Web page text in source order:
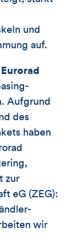
und
auf.
Aufgrund
des
haben
zur
eG (ZEG):
wir